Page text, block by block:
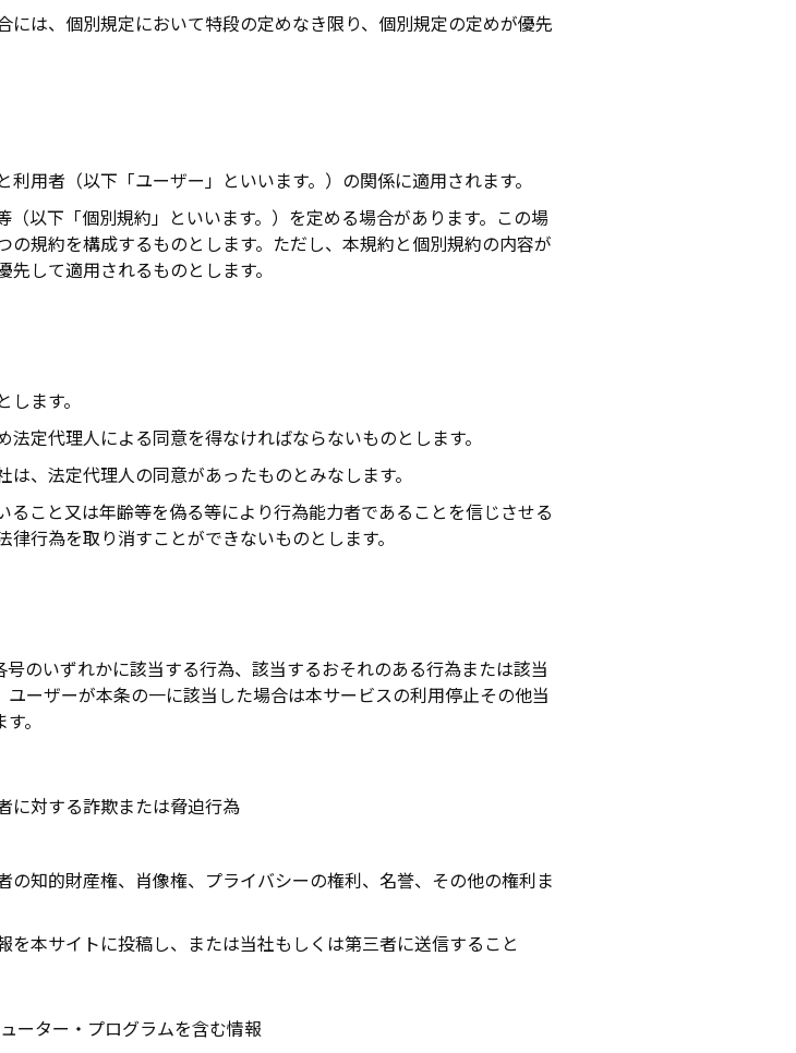
は、個別規定において特段の定めなき限り、個別規定の定めが優先
用者（以下「ユーザー」といいます。）の関係に適用されます。
以下「個別規約」といいます。）を定める場合があります。この場
規約を構成するものとします。ただし、本規約と個別規約の内容が
して適用されるものとします。
ます。
定代理人による同意を得なければならないものとします。
、法定代理人の同意があったものとみなします。
こと又は年齢等を偽る等により行為能力者であることを信じさせる
行為を取り消すことができないものとします。
のいずれかに該当する行為、該当するおそれのある行為または該当
ーザーが本条の一に該当した場合は本サービスの利用停止その他当
。
に対する詐欺または脅迫行為
知的財産権、肖像権、プライバシーの権利、名誉、その他の権利ま
本サイトに投稿し、または当社もしくは第三者に送信すること
ーター・プログラムを含む情報